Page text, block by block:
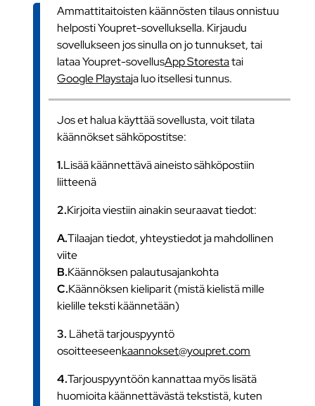
Ammattitaitoisten käännösten tilaus onnistuu
helposti Youpret-sovelluksella. Kirjaudu
sovellukseen jos sinulla on jo tunnukset, tai
lataa Youpret-sovellusApp Storestatai
Google Playstaja luo itsellesi tunnus.
Jos et halua käyttää sovellusta, voit tilata
käännökset sähköpostitse:
1.Lisää käännettävä aineisto sähköpostiin
liitteenä
2.Kirjoita viestiin ainakin seuraavat tiedot:
A.Tilaajan tiedot, yhteystiedot ja mahdollinen
viite
B.Käännöksen palautusajankohta
C.Käännöksen kieliparit (mistä kielistä mille
kielille teksti käännetään)
3. Lähetä tarjouspyyntö
osoitteeseenkaannokset@youpret.com
4.Tarjouspyyntöön kannattaa myös lisätä
huomioita käännettävästä tekstistä, kuten